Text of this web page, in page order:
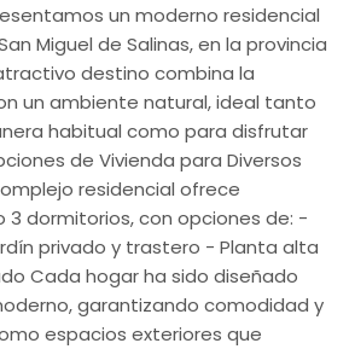
un moderno residencial
Miguel de Salinas, en la provincia
destino combina la
un ambiente natural, ideal tanto
habitual como para disfrutar
de Vivienda para Diversos
residencial ofrece
3 dormitorios, con opciones de: -
privado y trastero - Planta alta
Cada hogar ha sido diseñado
garantizando comodidad y
espacios exteriores que